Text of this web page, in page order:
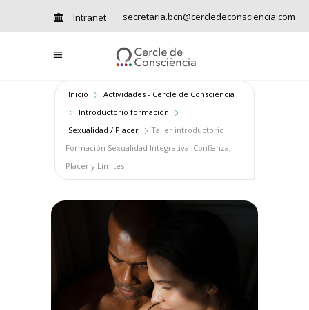
Intranet secretaria.bcn@cercledeconsciencia.com
Inicio
Actividades - Cercle de Consciència
Introductorio formación
Sexualidad / Placer
Taller introductorio
Formación Sexualidad Integrativa: Confianza,
Placer y Límites